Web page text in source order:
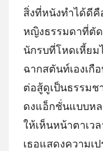
สิ่งที่หนังทำได้ดีคื
หญิงธรรมดาที่ตั
นักรบที่โหดเหี้ยม
ฉากสตันท์เองเกื
ต่อสู้ดูเป็นธรรม
ดงแอ็กชั่นแบบห
ให้เห็นหน้าตาเว
เธอแสดงความเ